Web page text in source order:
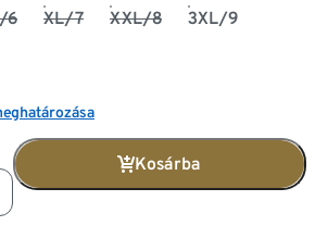
6 XL/7 XXL/8 3XL/9
Kosárba